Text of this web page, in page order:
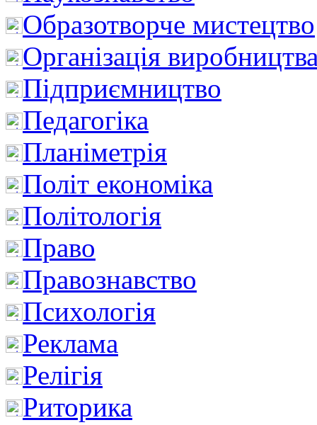
Образотворче мистецтво
Організація
Підприємництво
Педагогіка
Планіметрія
Політ економіка
Політологія
Право
Правознавство
Психологія
Реклама
Релігія
Риторика